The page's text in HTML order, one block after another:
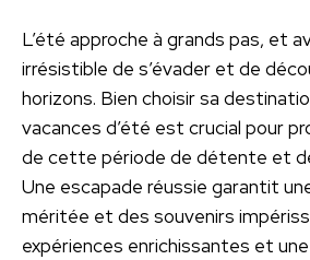
L’été approche à grands pas, et
irrésistible de s’évader et de
horizons. Bien choisir sa
vacances d’été est crucial pour
de cette période de détente et
Une escapade réussie garantit
méritée et des souvenirs
expériences enrichissantes et